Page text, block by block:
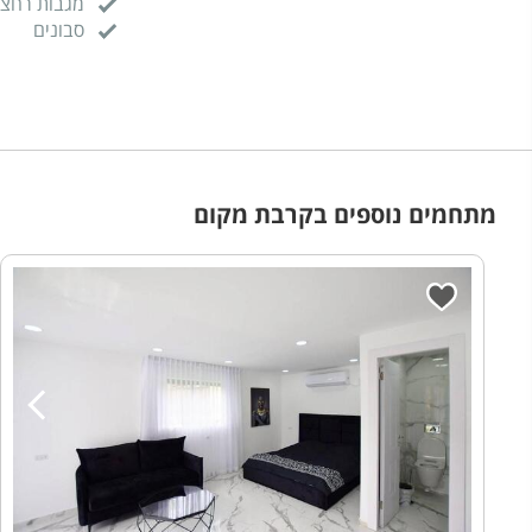
סבונים
מתחמים נוספים בקרבת מקום